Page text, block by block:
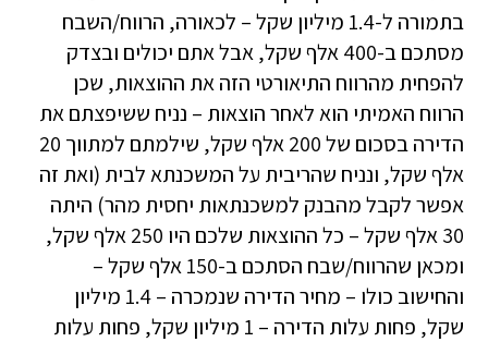
בתמורה ל-1.4 מיליון שקל – לכאורה, הרווח/השבח
מסתכם ב-400 אלף שקל, אבל אתם יכולים ובצדק
להפחית מהרווח התיאורטי הזה את ההוצאות, שכן
הרווח האמיתי הוא לאחר הוצאות – נניח ששיפצתם את
הדירה בסכום של 200 אלף שקל, שילמתם למתווך 20
אלף שקל, ונניח שהריבית על המשכנתא לבית (ואת זה
אפשר לקבל מהבנק למשכנתאות יחסית מהר) היתה
30 אלף שקל – כל ההוצאות שלכם היו 250 אלף שקל,
ומכאן שהרווח/שבח הסתכם ב-150 אלף שקל –
והחישוב כולו – מחיר הדירה שנמכרה – 1.4 מיליון
שקל, פחות עלות הדירה – 1 מיליון שקל, פחות עלות